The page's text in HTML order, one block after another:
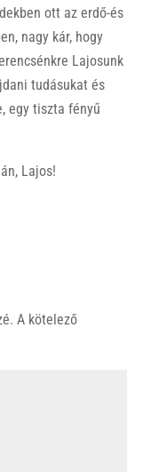
ott az erdő-és
nagy kár, hogy
Lajosunk
tudásukat és
egy tiszta fényű
Lajos!
A kötelező